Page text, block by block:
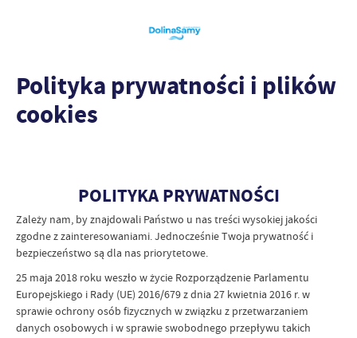
Polityka prywatności i plików
cookies
POLITYKA PRYWATNOŚCI
Zależy nam, by znajdowali Państwo u nas treści wysokiej jakości
zgodne z zainteresowaniami. Jednocześnie Twoja prywatność i
bezpieczeństwo są dla nas priorytetowe.
25 maja 2018 roku weszło w życie Rozporządzenie Parlamentu
Europejskiego i Rady (UE) 2016/679 z dnia 27 kwietnia 2016 r. w
sprawie ochrony osób fizycznych w związku z przetwarzaniem
danych osobowych i w sprawie swobodnego przepływu takich